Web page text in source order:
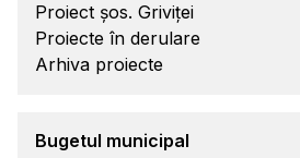
Proiect șos. Griviței
Proiecte în derulare
Arhiva proiecte
Bugetul municipal